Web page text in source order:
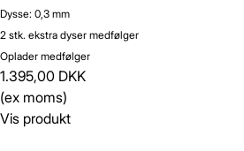
Dysse: 0,3 mm
2 stk. ekstra dyser medfølger
Oplader medfølger
1.395,00 DKK
(ex moms)
Vis produkt